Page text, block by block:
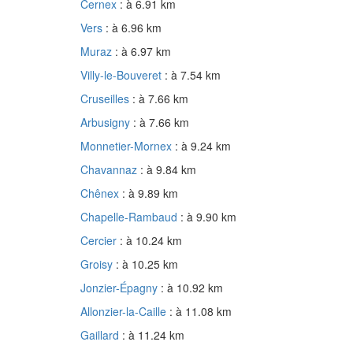
Cernex : à 6.91 km
Vers : à 6.96 km
Muraz : à 6.97 km
Villy-le-Bouveret : à 7.54 km
Cruseilles : à 7.66 km
Arbusigny : à 7.66 km
Monnetier-Mornex : à 9.24 km
Chavannaz : à 9.84 km
Chênex : à 9.89 km
Chapelle-Rambaud : à 9.90 km
Cercier : à 10.24 km
Groisy : à 10.25 km
Jonzier-Épagny : à 10.92 km
Allonzier-la-Caille : à 11.08 km
Gaillard : à 11.24 km